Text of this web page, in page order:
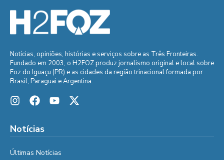
Notícias, opiniões, histórias e serviços sobre as Três Fronteiras.
Fundado em 2003, o H2FOZ produz jornalismo original e local sobre
Foz do Iguaçu (PR) e as cidades da região trinacional formada por
Brasil, Paraguai e Argentina.
Notícias
Últimas Notícias